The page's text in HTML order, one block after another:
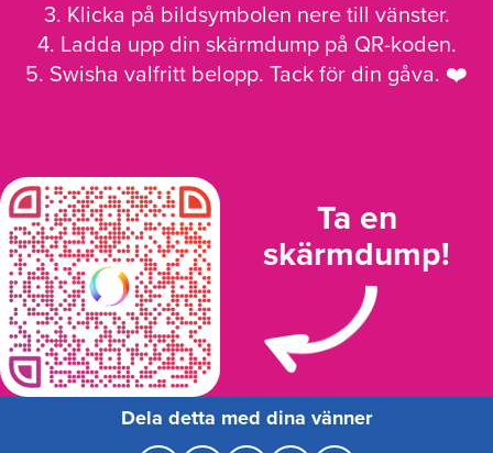
3. Klicka på bildsymbolen nere till vänster.
4. Ladda upp din skärmdump på QR-koden.
5. Swisha valfritt belopp. Tack för din gåva. ❤️
Ta en
skärmdump!
Dela detta med dina vänner